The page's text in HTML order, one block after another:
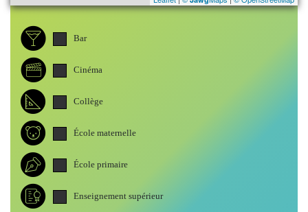
Bar
Cinéma
Collège
École maternelle
École primaire
Enseignement supérieur